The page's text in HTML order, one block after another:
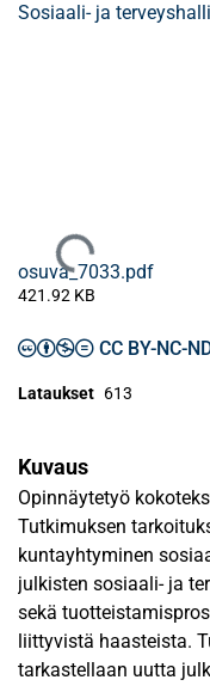
Sosiaali- ja
Ladataan...
osuva_7033.pdf
421.92 KB
CC BY-NC-
Lataukset 613
Kuvaus
Opinnäytetyö
Tutkimuksen
kuntayhtyminen
julkisten sosiaali- ja
sekä
liittyvistä haasteista.
tarkastellaan uutta